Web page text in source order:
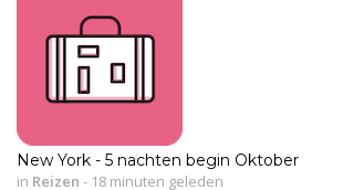
New York - 5 nachten begin Oktober
in Reizen - 18 minuten geleden